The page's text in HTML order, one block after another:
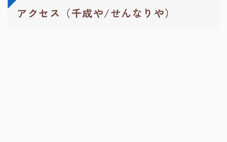
アクセス（千成や/せんなりや）